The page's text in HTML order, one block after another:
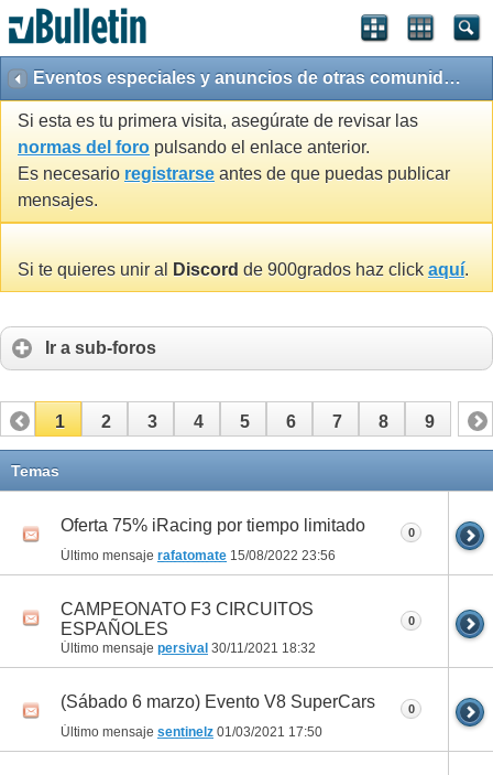
Eventos especiales y anuncios de otras comunidades
Si esta es tu primera visita, asegúrate de revisar las
normas del foro pulsando el enlace anterior.
Es necesario registrarse antes de que puedas publicar
mensajes.
Si te quieres unir al Discord de 900grados haz click aquí.
Ir a sub-foros
1 2 3 4 5 6 7 8 9
Temas
Oferta 75% iRacing por tiempo limitado
Último mensaje rafatomate 15/08/2022 23:56
0
CAMPEONATO F3 CIRCUITOS
ESPAÑOLES
Último mensaje persival 30/11/2021 18:32
0
(Sábado 6 marzo) Evento V8 SuperCars
Último mensaje sentinelz 01/03/2021 17:50
0